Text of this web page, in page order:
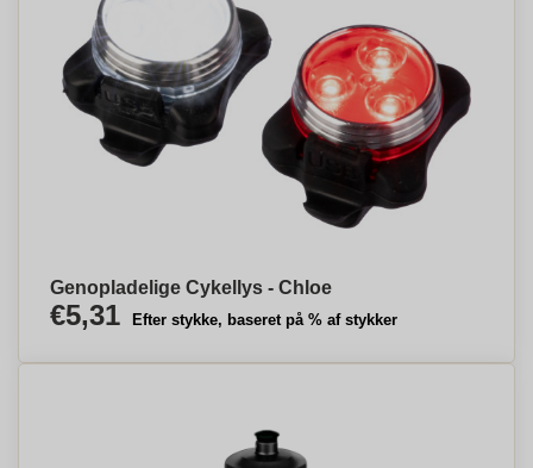
Genopladelige Cykellys - Chloe
€5,31 Efter stykke, baseret på % af stykker